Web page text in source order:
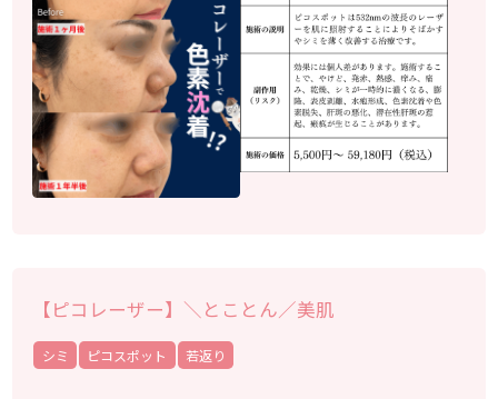
【ピコレーザー】＼とことん／美肌
シミ ピコスポット 若返り